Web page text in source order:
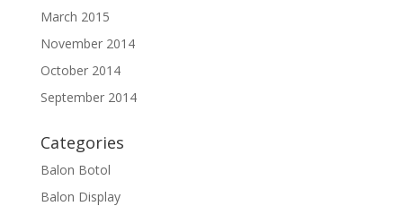
March 2015
November 2014
October 2014
September 2014
Categories
Balon Botol
Balon Display